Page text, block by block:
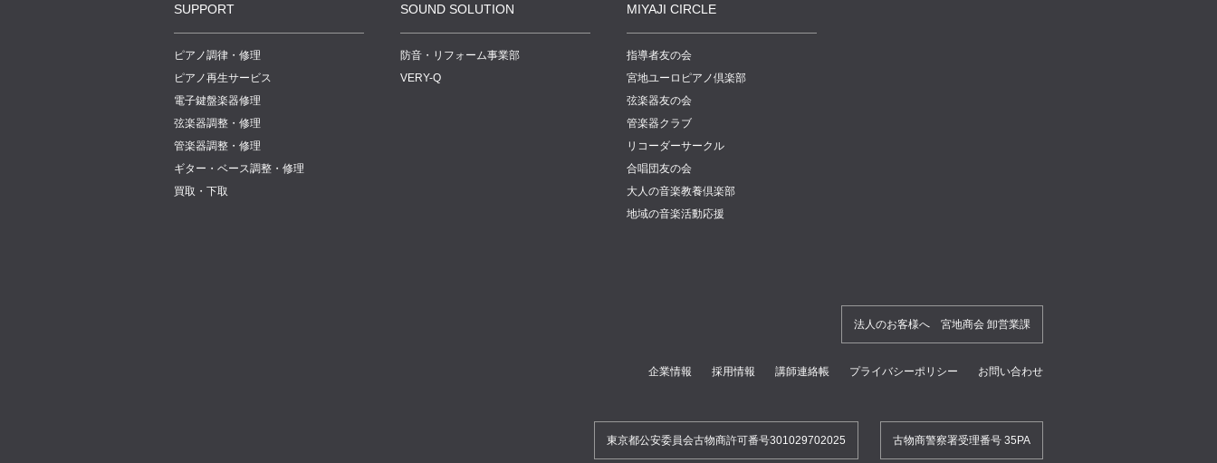
SUPPORT
ピアノ調律・修理
ピアノ再生サービス
電子鍵盤楽器修理
弦楽器調整・修理
管楽器調整・修理
ギター・ベース調整・修理
買取・下取
SOUND SOLUTION
防音・リフォーム事業部
VERY-Q
MIYAJI CIRCLE
指導者友の会
宮地ユーロピアノ倶楽部
弦楽器友の会
管楽器クラブ
リコーダーサークル
合唱団友の会
大人の音楽教養倶楽部
地域の音楽活動応援
法人のお客様へ 宮地商会 卸営業課
企業情報 採用情報 講師連絡帳 プライバシーポリシー お問い合わせ
東京都公安委員会古物商許可番号301029702025 古物商警察署受理番号 35PA